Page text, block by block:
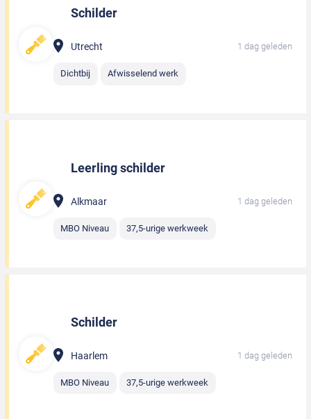
Schilder
Utrecht 1 dag geleden
Dichtbij Afwisselend werk
Leerling schilder
Alkmaar 1 dag geleden
MBO Niveau 37,5-urige werkweek
Schilder
Haarlem 1 dag geleden
MBO Niveau 37,5-urige werkweek